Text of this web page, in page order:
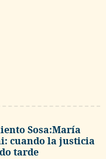
Sosa:María
cuando la justicia
tarde